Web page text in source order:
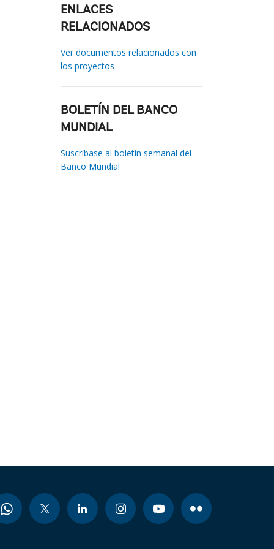
ENLACES
RELACIONADOS
Ver documentos relacionados con
los proyectos
BOLETÍN DEL BANCO
MUNDIAL
Suscríbase al boletín semanal del
Banco Mundial